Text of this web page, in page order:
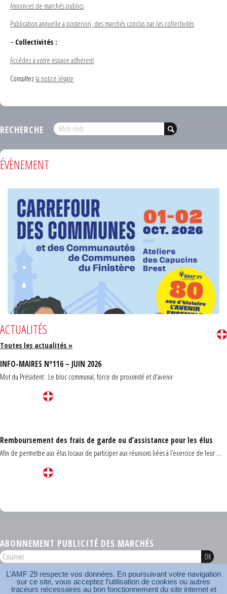
Annonces de marchés publics
Publication annuelle a posteriori, des marchés conclus par les collectivités
– Collectivités :
Accédez à votre espace adhérent
Consultez la notice légale
RECHERCHE
ÉVÈNEMENT
ACTUALITÉS
Toutes les actualités »
INFO-MAIRES N°116 – JUIN 2026
Mot du Président : Le bloc communal, force de proximité et d'avenir
Remboursement des frais de garde ou d’assistance pour les élus
Afin de permettre aux élus locaux de participer aux réunions liées à l’exercice de leur ...
ABONNEMENT PUBLICITÉ DES MARCHÉS
AMF 29 © 2026
Plan du site Nos coordonnées Mentions légales Contact
L’AMF 29 respecte vos données. En poursuivant votre navigation
sur ce site, vous acceptez l’utilisation de cookies ou autres
traceurs nécessaires au bon fonctionnement du site internet et